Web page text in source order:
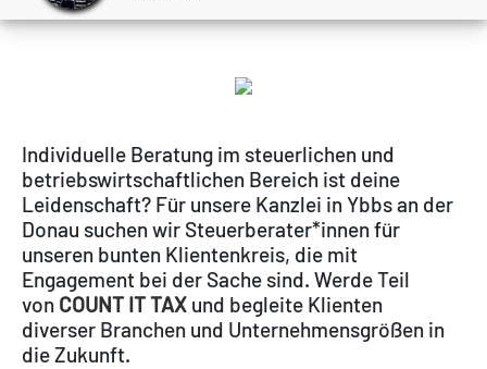
Individuelle Beratung im steuerlichen und
betriebswirtschaftlichen Bereich ist deine
Leidenschaft? Für unsere Kanzlei in Ybbs an der
Donau suchen wir Steuerberater*innen für
unseren bunten Klientenkreis, die mit
Engagement bei der Sache sind. Werde Teil
von COUNT IT TAX und begleite Klienten
diverser Branchen und Unternehmensgrößen in
die Zukunft.